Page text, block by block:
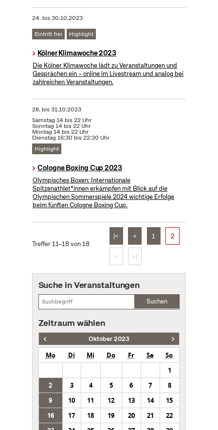
24. bis30.10.2023
Eintritt frei Highlight
Kölner Klimawoche 2023
Die Kölner Klimawoche lädt zu Veranstaltungen und
Gesprächen ein – online im Livestream und analog bei
zahlreichen Veranstaltungen.
28. bis31.10.2023
Samstag 14 bis 22 Uhr
Sonntag 14 bis 22 Uhr
Montag 14 bis 22 Uhr
Dienstag 16:30 bis 22:30 Uhr
Highlight
Cologne Boxing Cup 2023
Olympisches Boxen: Internationale
Spitzenathlet*innen erkämpfen mit Blick auf die
Olympischen Sommerspiele 2024 wichtige Erfolge
beim fünften Cologne Boxing Cup.
Treffer 11–18 von 18
|< < 1 2
> >|
Suche in Veranstaltungen
Suchen
Zeitraum wählen
Oktober 2023
Mo Di Mi Do Fr Sa
So
1
2
3 4 5 6 7
8
9
10 11 12 13 14
15
16
17 18 19 20 21
22